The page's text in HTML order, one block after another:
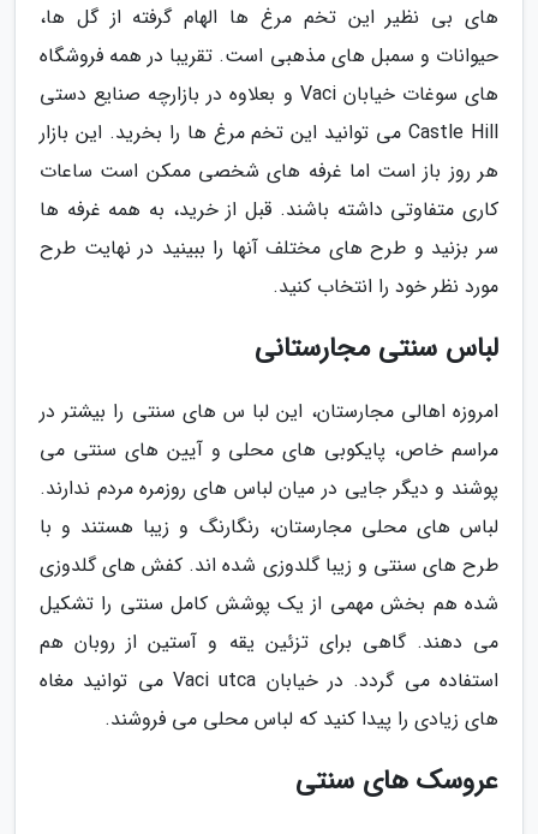
های بی نظیر این تخم مرغ ها الهام گرفته از گل ها،
حیوانات و سمبل های مذهبی است. تقریبا در همه فروشگاه
های سوغات خیابان Vaci و بعلاوه در بازارچه صنایع دستی
Castle Hill می توانید این تخم مرغ ها را بخرید. این بازار
هر روز باز است اما غرفه های شخصی ممکن است ساعات
کاری متفاوتی داشته باشند. قبل از خرید، به همه غرفه ها
سر بزنید و طرح های مختلف آنها را ببینید در نهایت طرح
مورد نظر خود را انتخاب کنید.
لباس سنتی مجارستانی
امروزه اهالی مجارستان، این لبا س های سنتی را بیشتر در
مراسم خاص، پایکوبی های محلی و آیین های سنتی می
پوشند و دیگر جایی در میان لباس های روزمره مردم ندارند.
لباس های محلی مجارستان، رنگارنگ و زیبا هستند و با
طرح های سنتی و زیبا گلدوزی شده اند. کفش های گلدوزی
شده هم بخش مهمی از یک پوشش کامل سنتی را تشکیل
می دهند. گاهی برای تزئین یقه و آستین از روبان هم
استفاده می گردد. در خیابان Vaci utca می توانید مغاه
های زیادی را پیدا کنید که لباس محلی می فروشند.
عروسک های سنتی